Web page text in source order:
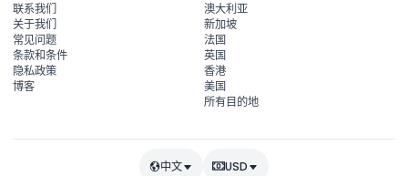
联系我们
关于我们
常见问题
条款和条件
隐私政策
博客
澳大利亚
新加坡
法国
英国
香港
美国
所有目的地
中文 USD